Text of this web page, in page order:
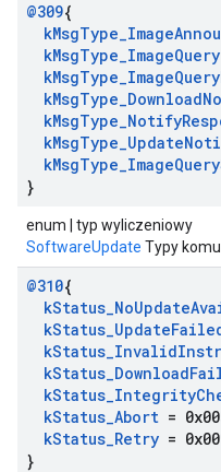
@309{
kMsgType_Image
kMsgType_ImageQuery
kMsgType_ImageQuery
kMsgType_Download
kMsgType_Notify
kMsgType_Update
kMsgType_ImageQuery
}
enum | typ wyliczeniowy
SoftwareUpdate Typy
@310{
kStatus_NoUpdate
kStatus_Update
kStatus_Invalid
kStatus_Download
kStatus_Integrity
kStatus_Abort =
kStatus_Retry =
}